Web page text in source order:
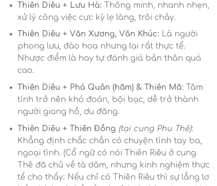
Thiên Diêu + Lưu Hà: Thông minh, nhanh nhẹn,
xử lý công việc cực kỳ lẹ làng, trôi chảy.
Thiên Diêu + Văn Xương, Văn Khúc: Là người
phong lưu, đào hoa nhưng lại rất thực tế.
Nhược điểm là hay tự đánh giá bản thân quá
cao.
Thiên Diêu + Phá Quân (hãm) & Thiên Mã: Tâm
tính trở nên khó đoán, bội bạc, dễ trở thành
người giang hồ, du đãng.
Thiên Diêu + Thiên Đồng (tại cung Phu Thê):
Khẳng định chắc chắn có chuyện tình tay ba,
ngoại tình. (Cổ ngữ có nói Thiên Riêu ở cung
Thê đã chủ về tà dâm, nhưng kinh nghiệm thực
tế cho thấy: Nếu chỉ có Thiên Riêu thì sự lẳng lơ